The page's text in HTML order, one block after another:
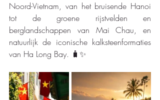
Noord-Vietnam, van het bruisende Hanoi
tot de groene rijstvelden en
berglandschappen van Mai Chau, en
natuurlijk de iconische kalksteenformaties
van Ha Long Bay. 🧳✨